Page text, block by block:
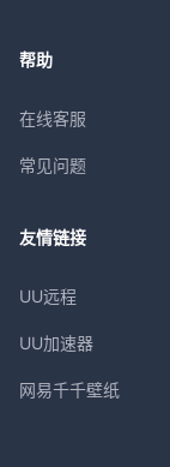
帮助
在线客服
常见问题
友情链接
UU远程
UU加速器
网易千千壁纸